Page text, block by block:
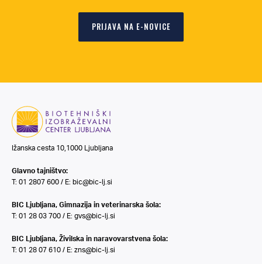
PRIJAVA NA E-NOVICE
Ižanska cesta 10,1000 Ljubljana
Glavno tajništvo:
T: 01 2807 600 / E: bic@bic-lj.si
BIC Ljubljana, Gimnazija in veterinarska šola:
T: 01 28 03 700 / E: gvs@bic-lj.si
BIC Ljubljana, Živilska in naravovarstvena šola:
T: 01 28 07 610 / E: zns@bic-lj.si